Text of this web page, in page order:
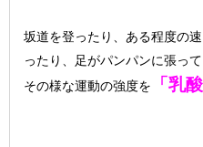
坂道を登ったり、ある程度の
ったり、足がパンパンに張って
その様な運動の強度を
「乳